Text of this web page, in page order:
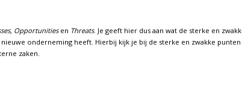
Opportunitiesen Threats. Je geeft hier dus aan wat de sterke en
onderneming heeft. Hierbij kijk je bij de sterke en zwakke
zaken.